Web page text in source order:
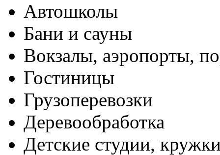
Автошколы
Бани и сауны
Вокзалы, аэропорты,
Гостиницы
Грузоперевозки
Деревообработка
Детские студии,